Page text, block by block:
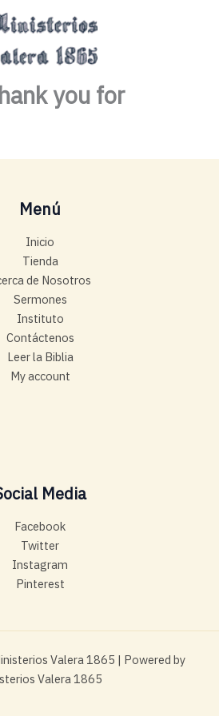
you for
Menú
Inicio
Tienda
de Nosotros
Sermones
Instituto
Contáctenos
Leer la Biblia
My account
Media
Facebook
Twitter
Instagram
Pinterest
Valera 1865 | Powered by
Valera 1865